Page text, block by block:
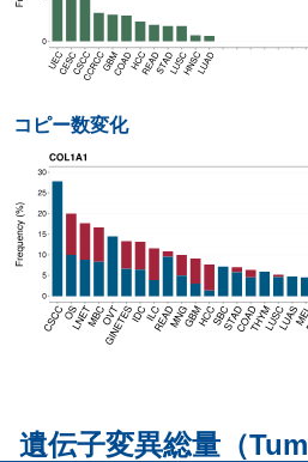
コピー数変化
遺伝子変異総量（